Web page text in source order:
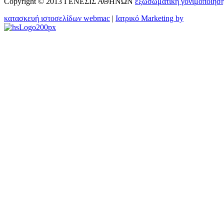
κατασκευή ιστοσελίδων webmac | Ιατρικό Marketing by